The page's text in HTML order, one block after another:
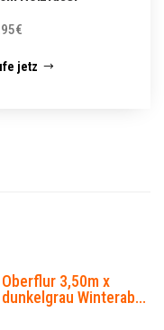
€
jetz
3,50m x
Winterab...